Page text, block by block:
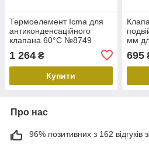
Термоелемент Icma для
антиконденсаційного
клапана 60°C №8749
1 264 ₴
Купити
мм
695
Про нас
96% позитивних з 162 відгуків